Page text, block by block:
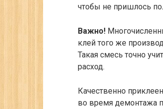
чтобы не пришлось
Важно!
клей того же
Такая смесь точно
расход.
Качественно
во время демонтажа